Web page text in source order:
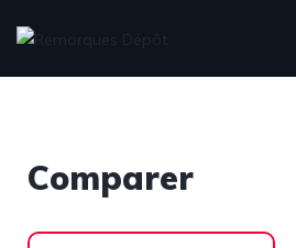
Comparer